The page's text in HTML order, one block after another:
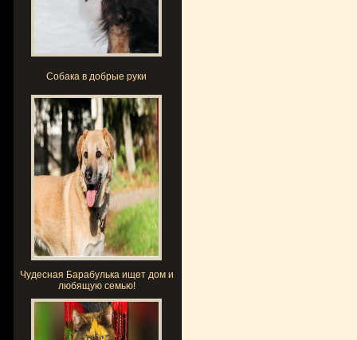
Собака в добрые руки
Чудесная Барабулька ищет дом и
любящую семью!